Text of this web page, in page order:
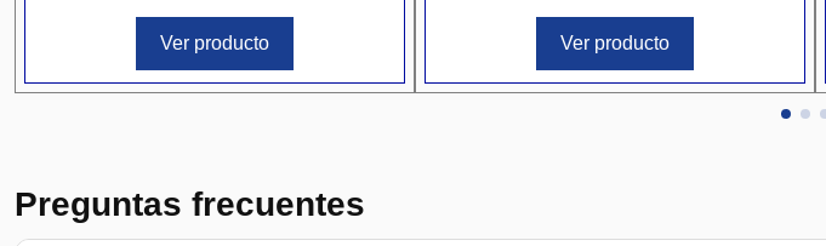
Ver producto Ver producto
Preguntas frecuentes